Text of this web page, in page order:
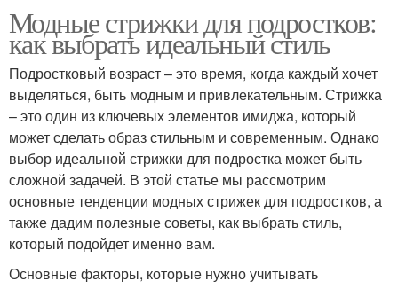
Модные стрижки для подростков:
как выбрать идеальный стиль
Подростковый возраст – это время, когда каждый хочет
выделяться, быть модным и привлекательным. Стрижка
– это один из ключевых элементов имиджа, который
может сделать образ стильным и современным. Однако
выбор идеальной стрижки для подростка может быть
сложной задачей. В этой статье мы рассмотрим
основные тенденции модных стрижек для подростков, а
также дадим полезные советы, как выбрать стиль,
который подойдет именно вам.
Основные факторы, которые нужно учитывать